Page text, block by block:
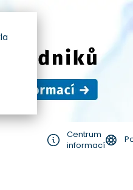
Centrum
informací